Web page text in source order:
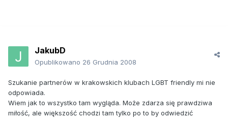
JakubD
Opublikowano 26 Grudnia 2008
Szukanie partnerów w krakowskich klubach LGBT friendly mi nie
odpowiada.
Wiem jak to wszystko tam wygląda. Może zdarza się prawdziwa
miłość, ale większość chodzi tam tylko po to by odwiedzić